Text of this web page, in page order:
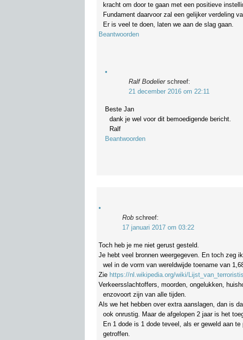
kracht om door te gaan met een positieve
Fundament daarvoor zal een gelijker verdeling
Er is veel te doen, laten we aan de slag gaan.
Beantwoorden
Ralf Bodelier schreef:
21 december 2016 om 22:11
Beste Jan
dank je wel voor dit bemoedigende bericht.
Ralf
Beantwoorden
Rob schreef:
17 januari 2017 om 03:22
Toch heb je me niet gerust gesteld.
Je hebt veel bronnen weergegeven. En toch zeg
wel in de vorm van wereldwijde toename van
Zie https://nl.wikipedia.org/wiki/
Verkeersslachtoffers, moorden, ongelukken,
enzovoort zijn van alle tijden.
Als we het hebben over extra aanslagen, dan is
ook onrustig. Maar de afgelopen 2 jaar is het
En 1 dode is 1 dode teveel, als er geweld aan
getroffen.